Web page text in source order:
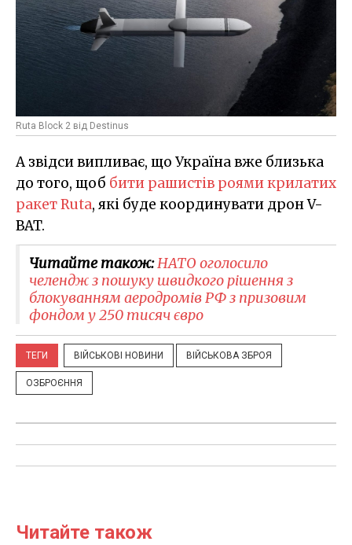
Ruta Block 2 від Destinus
А звідси випливає, що Україна вже близька
до того, щоб бити рашистів роями крилатих
ракет Ruta, які буде координувати дрон V-
BAT.
Читайте також:НАТО оголосило
челендж з пошуку швидкого рішення з
блокуванням аеродромів РФ з призовим
фондом у 250 тисяч євро
ТЕГИ ВІЙСЬКОВІ НОВИНИ ВІЙСЬКОВА ЗБРОЯ
ОЗБРОЄННЯ
Читайте також